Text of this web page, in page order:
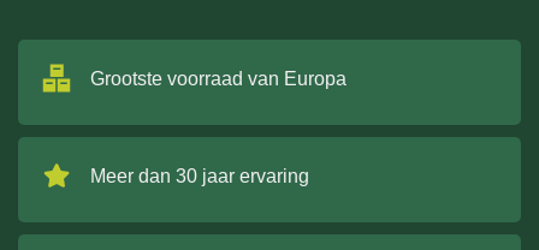
Grootste voorraad van Europa
Meer dan 30 jaar ervaring